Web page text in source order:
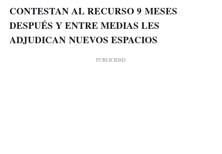
CONTESTAN AL RECURSO 9 MESES
DESPUÉS Y ENTRE MEDIAS LES
ADJUDICAN NUEVOS ESPACIOS